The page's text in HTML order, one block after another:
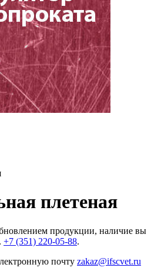
плетеная
продукции, наличие вы
+7 (351) 220-05-88.
почту zakaz@ifscvet.ru